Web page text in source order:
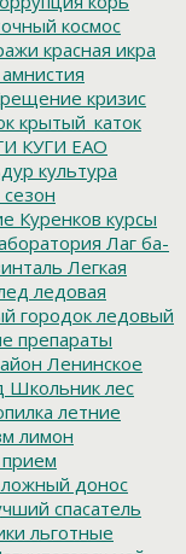
космос
красная икра
кризис
крытый_каток
КУГИ ЕАО
культура
Куренков курсы
Лаг ба-
Легкая
ледовая
городок ледовый
препараты
Ленинское
Школьник лес
летние
лимон
ложный донос
спасатель
льготные